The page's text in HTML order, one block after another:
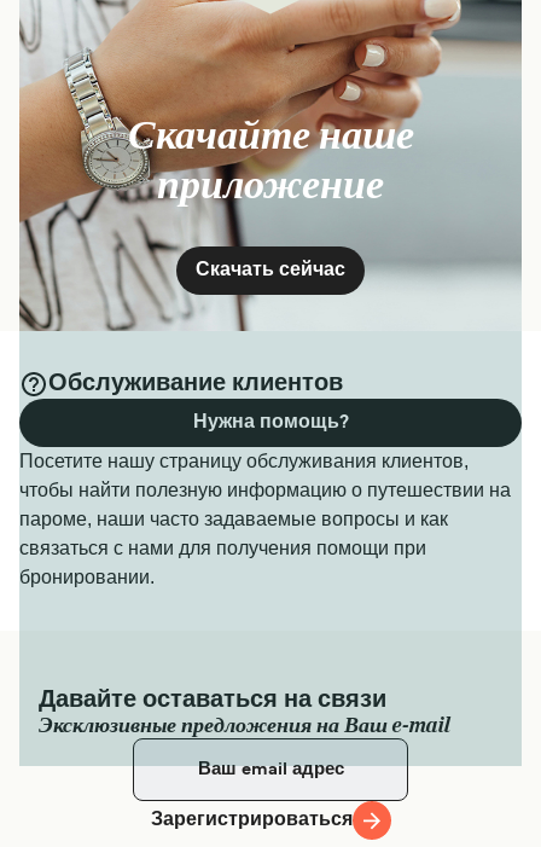
Скачайте наше
приложение
Скачать сейчас
Обслуживание клиентов
Посетите нашу страницу обслуживания клиентов,
чтобы найти полезную информацию о путешествии на
пароме, наши часто задаваемые вопросы и как
связаться с нами для получения помощи при
бронировании.
Нужна помощь?
Давайте оставаться на связи
Эксклюзивные предложения на Ваш e-mail
Зарегистрироваться